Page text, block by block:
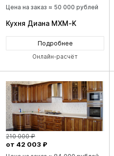
Цена на заказ ≈ 50 000 рублей
Кухня Диана MXM-K
Подробнее
Онлайн-расчёт
210 000 ₽
от 42 003 ₽